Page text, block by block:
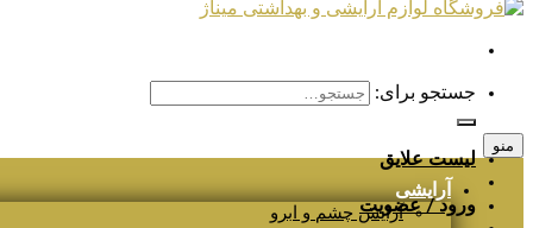
جستجو برای:
لیست علایق
ورود / عضویت
منو
آرایشی
آرایش چشم و ابرو